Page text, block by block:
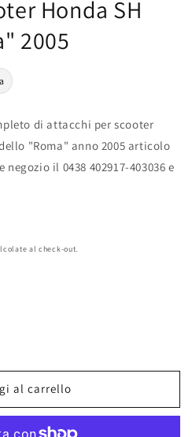
Honda SH
2005
di attacchi per scooter
"Roma" anno 2005 articolo
il 0438 402917-403036 e
al check-out.
al carrello